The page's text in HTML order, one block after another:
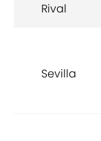
Rival
Sevilla